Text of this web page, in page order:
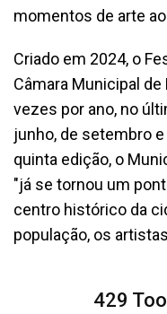
momentos de arte
Criado em 2024, o
Câmara Municipal
vezes por ano, no
junho, de setembro
quinta edição, o
"já se tornou um
centro histórico da
população, os
429